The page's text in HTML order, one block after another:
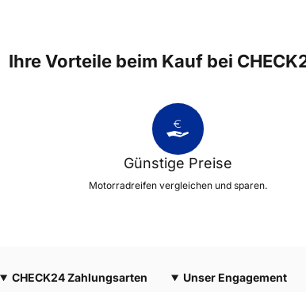
Ihre Vorteile beim Kauf bei
Günstige Preise
Motorradreifen vergleichen und sparen.
CHECK24 Zahlungsarten
Unser Engagement